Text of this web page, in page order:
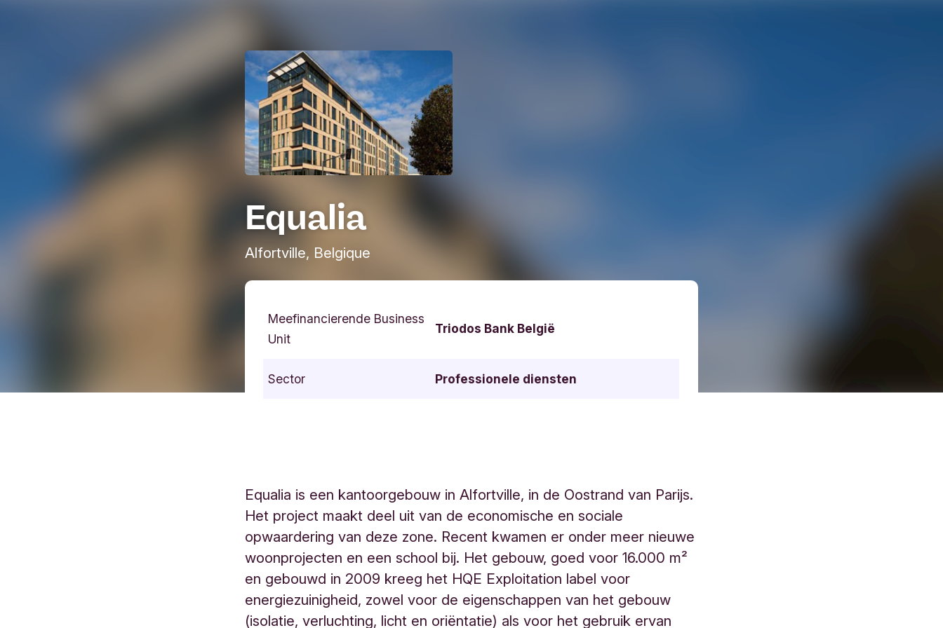
Equalia
Alfortville, Belgique
Meefinancierende Business
Unit
Triodos Bank België
Sector Professionele diensten
Equalia is een kantoorgebouw in Alfortville, in de Oostrand van Parijs.
Het project maakt deel uit van de economische en sociale
opwaardering van deze zone. Recent kwamen er onder meer nieuwe
woonprojecten en een school bij. Het gebouw, goed voor 16.000 m²
en gebouwd in 2009 kreeg het HQE Exploitation label voor
energiezuinigheid, zowel voor de eigenschappen van het gebouw
(isolatie, verluchting, licht en oriëntatie) als voor het gebruik ervan